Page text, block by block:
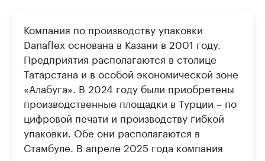
Компания по производству упаковки
Danaflex основана в Казани в 2001 году.
Предприятия располагаются в столице
Татарстана и в особой экономической зоне
«Алабуга». В 2024 году были приобретены
производственные площадки в Турции – по
цифровой печати и производству гибкой
упаковки. Обе они располагаются в
Стамбуле. В апреле 2025 года компания